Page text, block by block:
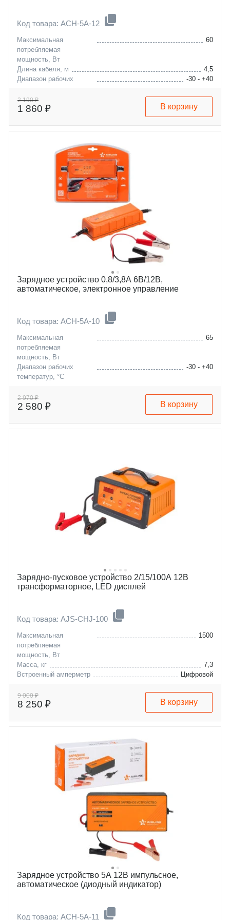
Код товара: ACH-5A-12
Максимальная
потребляемая
мощность, Вт
60
Длина кабеля, м
4,5
Диапазон рабочих
-30 - +40
Максимальная емкость
заряжаемой АКБ, А/ч
120
2 190 ₽
1 860 ₽ В корзину
Зарядное устройство 0,8/3,8А 6В/12В,
автоматическое, электронное управление
Код товара: ACH-5A-10
Максимальная
потребляемая
мощность, Вт
65
Диапазон рабочих
температур, °C
-30 - +40
заряжаемой АКБ, А/ч
Максимальное значение
2 970 ₽
2 580 ₽ В корзину
Зарядно-пусковое устройство 2/15/100А 12В
трансформаторное, LED дисплей
Код товара: AJS-CHJ-100
Максимальная
потребляемая
мощность, Вт
1500
Масса, кг
7,3
Встроенный амперметр
Цифровой
температур, °C
9 000 ₽
8 250 ₽ В корзину
Зарядное устройство 5А 12В импульсное,
автоматическое (диодный индикатор)
Код товара: ACH-5A-11